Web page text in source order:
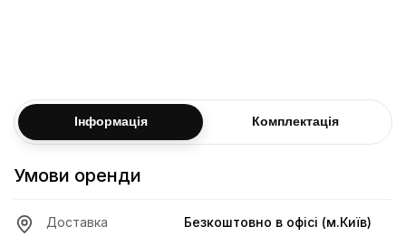
Інформація Комплектація
Умови оренди
Доставка Безкоштовно в офісі (м.Київ)